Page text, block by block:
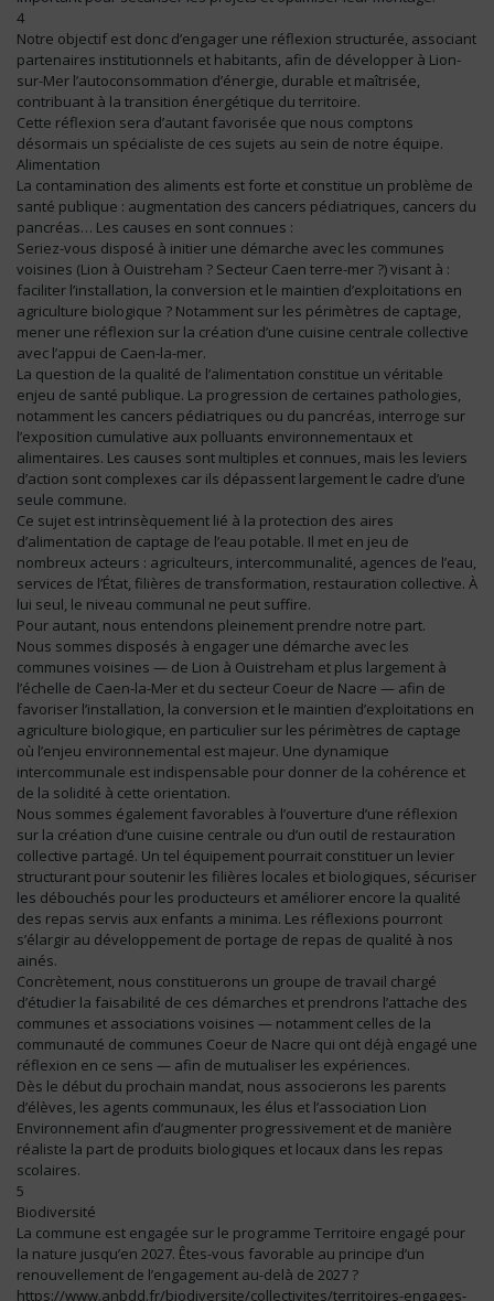
4
Notre objectif est donc d’engager une réflexion structurée, associant
partenaires institutionnels et habitants, afin de développer à Lion-
sur-Mer l’autoconsommation d’énergie, durable et maîtrisée,
contribuant à la transition énergétique du territoire.
Cette réflexion sera d’autant favorisée que nous comptons
désormais un spécialiste de ces sujets au sein de notre équipe.
Alimentation
La contamination des aliments est forte et constitue un problème de
santé publique : augmentation des cancers pédiatriques, cancers du
pancréas… Les causes en sont connues :
Seriez-vous disposé à initier une démarche avec les communes
voisines (Lion à Ouistreham ? Secteur Caen terre-mer ?) visant à :
faciliter l’installation, la conversion et le maintien d’exploitations en
agriculture biologique ? Notamment sur les périmètres de captage,
mener une réflexion sur la création d’une cuisine centrale collective
avec l’appui de Caen-la-mer.
La question de la qualité de l’alimentation constitue un véritable
enjeu de santé publique. La progression de certaines pathologies,
notamment les cancers pédiatriques ou du pancréas, interroge sur
l’exposition cumulative aux polluants environnementaux et
alimentaires. Les causes sont multiples et connues, mais les leviers
d’action sont complexes car ils dépassent largement le cadre d’une
seule commune.
Ce sujet est intrinsèquement lié à la protection des aires
d’alimentation de captage de l’eau potable. Il met en jeu de
nombreux acteurs : agriculteurs, intercommunalité, agences de l’eau,
services de l’État, filières de transformation, restauration collective. À
lui seul, le niveau communal ne peut suffire.
Pour autant, nous entendons pleinement prendre notre part.
Nous sommes disposés à engager une démarche avec les
communes voisines — de Lion à Ouistreham et plus largement à
l’échelle de Caen-la-Mer et du secteur Coeur de Nacre — afin de
favoriser l’installation, la conversion et le maintien d’exploitations en
agriculture biologique, en particulier sur les périmètres de captage
où l’enjeu environnemental est majeur. Une dynamique
intercommunale est indispensable pour donner de la cohérence et
de la solidité à cette orientation.
Nous sommes également favorables à l’ouverture d’une réflexion
sur la création d’une cuisine centrale ou d’un outil de restauration
collective partagé. Un tel équipement pourrait constituer un levier
structurant pour soutenir les filières locales et biologiques, sécuriser
les débouchés pour les producteurs et améliorer encore la qualité
des repas servis aux enfants a minima. Les réflexions pourront
s’élargir au développement de portage de repas de qualité à nos
ainés.
Concrètement, nous constituerons un groupe de travail chargé
d’étudier la faisabilité de ces démarches et prendrons l’attache des
communes et associations voisines — notamment celles de la
communauté de communes Coeur de Nacre qui ont déjà engagé une
réflexion en ce sens — afin de mutualiser les expériences.
Dès le début du prochain mandat, nous associerons les parents
d’élèves, les agents communaux, les élus et l’association Lion
Environnement afin d’augmenter progressivement et de manière
réaliste la part de produits biologiques et locaux dans les repas
scolaires.
5
Biodiversité
La commune est engagée sur le programme Territoire engagé pour
la nature jusqu’en 2027. Êtes-vous favorable au principe d’un
renouvellement de l’engagement au-delà de 2027 ?
https://www.anbdd.fr/biodiversite/collectivites/territoires-engages-